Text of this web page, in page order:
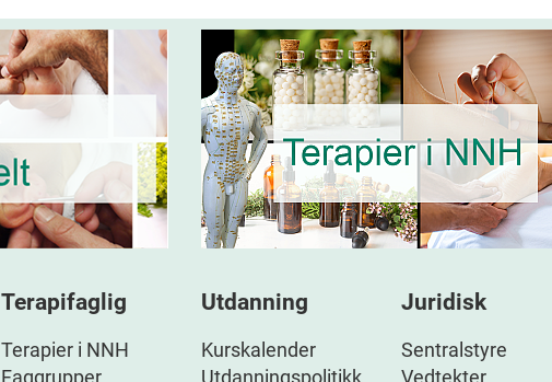
Terapifaglig
Terapier i NNH
Faggrupper
Utdanning
Kurskalender
Utdanningspolitikk
Juridisk
Sentralstyre
Vedtekter